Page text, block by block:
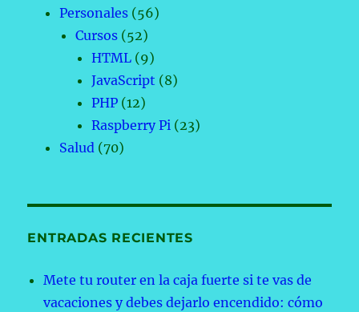
Personales (56)
Cursos (52)
HTML (9)
JavaScript (8)
PHP (12)
Raspberry Pi (23)
Salud (70)
ENTRADAS RECIENTES
Mete tu router en la caja fuerte si te vas de
vacaciones y debes dejarlo encendido: cómo